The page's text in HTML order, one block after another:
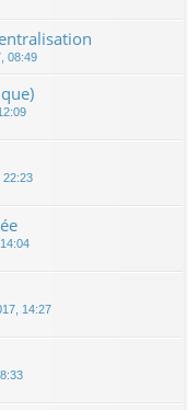
08:49
22:23
14:27